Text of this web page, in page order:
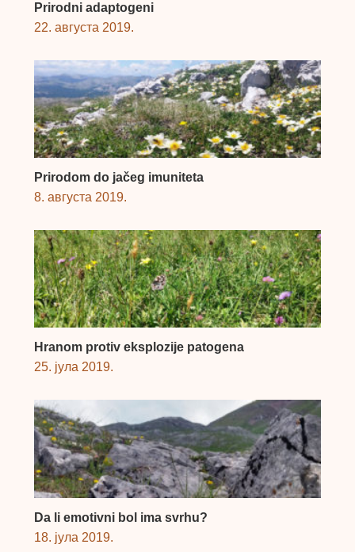
Prirodni adaptogeni
22. августа 2019.
Prirodom do jačeg imuniteta
8. августа 2019.
Hranom protiv eksplozije patogena
25. јула 2019.
Da li emotivni bol ima svrhu?
18. јула 2019.